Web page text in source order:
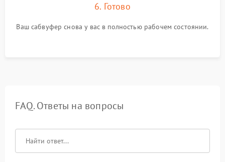
6. Готово
Ваш сабвуфер снова у вас в полностью рабочем состоянии.
FAQ. Ответы на вопросы